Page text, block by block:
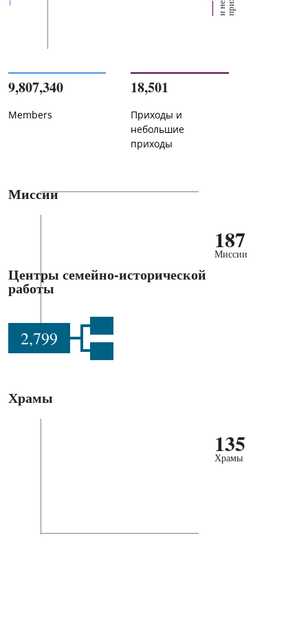
9,807,340
Members
18,501
Приходы и
небольшие
приходы
Миссии
187
Миссии
Центры семейно-исторической
работы
2,799
Храмы
135
Храмы